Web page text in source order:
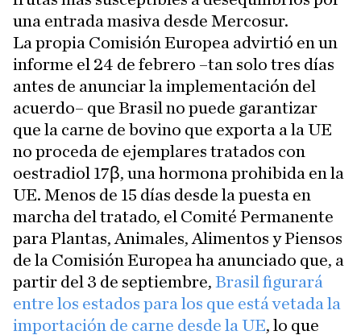
una entrada masiva desde Mercosur.
La propia Comisión Europea advirtió en un
informe el 24 de febrero –tan solo tres días
antes de anunciar la implementación del
acuerdo– que Brasil no puede garantizar
que la carne de bovino que exporta a la UE
no proceda de ejemplares tratados con
oestradiol 17β, una hormona prohibida en la
UE. Menos de 15 días desde la puesta en
marcha del tratado, el Comité Permanente
para Plantas, Animales, Alimentos y Piensos
de la Comisión Europea ha anunciado que, a
partir del 3 de septiembre, Brasil figurará
entre los estados para los que está vetada la
importación de carne desde la UE, lo que